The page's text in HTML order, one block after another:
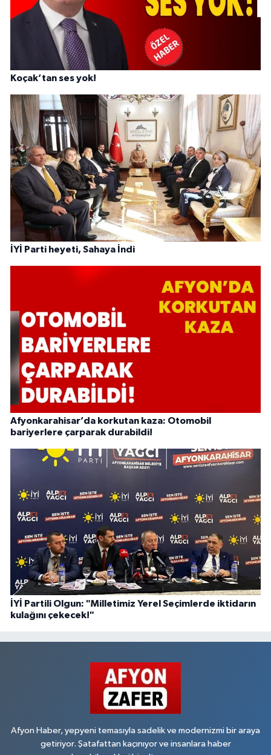
Koçak’tan ses yok!
İYİ Parti heyeti, Sahaya İndi
Afyonkarahisar’da korkutan kaza: Otomobil
bariyerlere çarparak durabildi!
İYİ Partili Olgun: "Milletimiz Yerel Seçimlerde iktidarın
kulağını çekecek!"
Afyon Haber, yepyeni temasıyla sadelik ve modernizmi bir araya
getiriyor. Şatafattan kaçınıyor ve insanlara haber